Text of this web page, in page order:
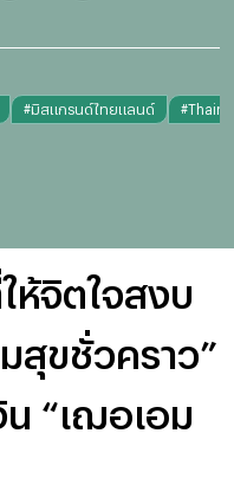
#มิสแกรนด์ไทยแลนด์ #
ห้จิตใจสงบ
สุขชั่วคราว”
“เฌอเอม